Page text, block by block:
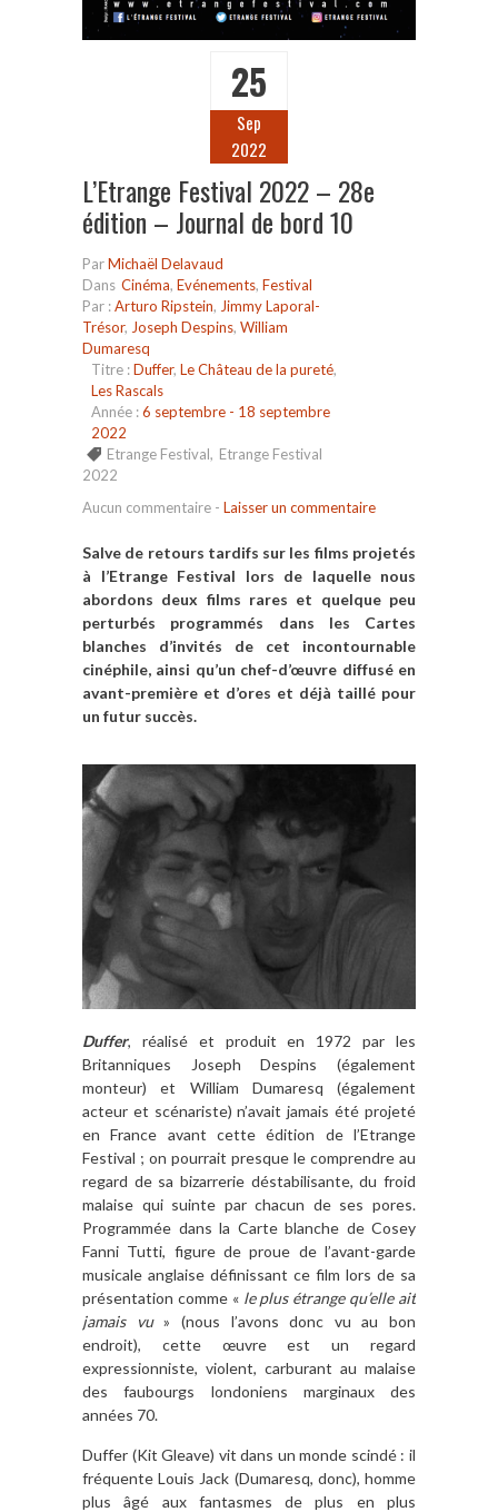
25
Sep
2022
L’Etrange Festival 2022 – 28e
édition – Journal de bord 10
ParMichaël Delavaud
Dans Cinéma, Evénements, Festival
Par :Arturo Ripstein, Jimmy Laporal-
Trésor, Joseph Despins, William
Dumaresq
Titre :Duffer, Le Château de la pureté,
Les Rascals
Année :6 septembre - 18 septembre
2022
Etrange Festival, Etrange Festival
2022
Aucun commentaire - Laisser un commentaire
Salve de retours tardifs sur les films projetés
à l’Etrange Festival lors de laquelle nous
abordons deux films rares et quelque peu
perturbés programmés dans les Cartes
blanches d’invités de cet incontournable
cinéphile, ainsi qu’un chef-d’œuvre diffusé en
avant-première et d’ores et déjà taillé pour
un futur succès.
Duffer, réalisé et produit en 1972 par les
Britanniques Joseph Despins (également
monteur) et William Dumaresq (également
acteur et scénariste) n’avait jamais été projeté
en France avant cette édition de l’Etrange
Festival ; on pourrait presque le comprendre au
regard de sa bizarrerie déstabilisante, du froid
malaise qui suinte par chacun de ses pores.
Programmée dans la Carte blanche de Cosey
Fanni Tutti, figure de proue de l’avant-garde
musicale anglaise définissant ce film lors de sa
présentation comme « le plus étrange qu’elle ait
jamais vu» (nous l’avons donc vu au bon
endroit), cette œuvre est un regard
expressionniste, violent, carburant au malaise
des faubourgs londoniens marginaux des
années 70.
Duffer (Kit Gleave) vit dans un monde scindé : il
fréquente Louis Jack (Dumaresq, donc), homme
plus âgé aux fantasmes de plus en plus